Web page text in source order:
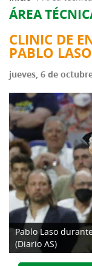
ÁREA
CLINIC DE
PABLO
jueves, 6 de
Pablo Laso
(Diario AS)